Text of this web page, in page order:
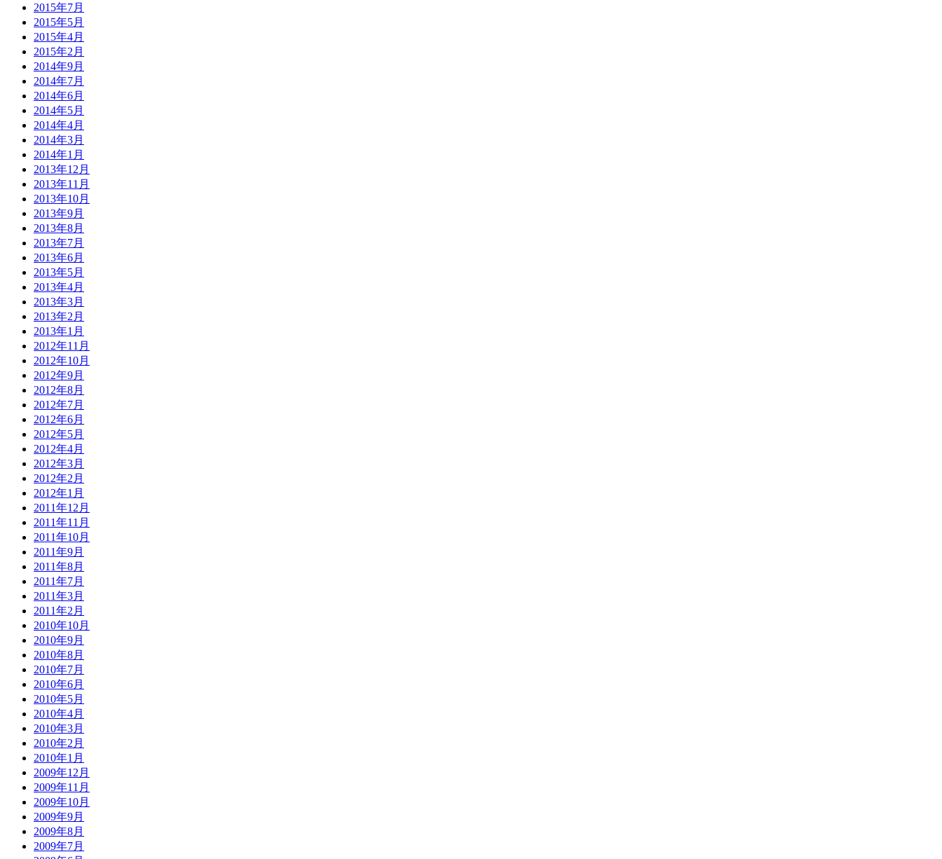
2015年7月
2015年5月
2015年4月
2015年2月
2014年9月
2014年7月
2014年6月
2014年5月
2014年4月
2014年3月
2014年1月
2013年12月
2013年11月
2013年10月
2013年9月
2013年8月
2013年7月
2013年6月
2013年5月
2013年4月
2013年3月
2013年2月
2013年1月
2012年11月
2012年10月
2012年9月
2012年8月
2012年7月
2012年6月
2012年5月
2012年4月
2012年3月
2012年2月
2012年1月
2011年12月
2011年11月
2011年10月
2011年9月
2011年8月
2011年7月
2011年3月
2011年2月
2010年10月
2010年9月
2010年8月
2010年7月
2010年6月
2010年5月
2010年4月
2010年3月
2010年2月
2010年1月
2009年12月
2009年11月
2009年10月
2009年9月
2009年8月
2009年7月